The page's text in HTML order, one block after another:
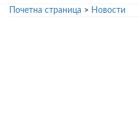
Почетна страница > Новости